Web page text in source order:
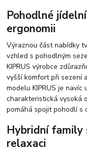
Pohodlné
ergonomii
Výraznou část nabídky
vzhled s pohodlným
KIPRUS výrobce
vyšší komfort při sezení
modelu KIPRUS je
charakteristická vysoká
pomáhá spojit pohodlí s
Hybridní family
relaxaci